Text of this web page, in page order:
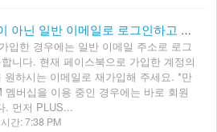
페이스북 로그인이 아닌 일반 이메일로 로그인하고 싶습니다.
입한 경우에는 일반 이메일 주소로 로그
니다. 현재 페이스북으로 가입한 계정의
원하시는 이메일로 재가입해 주세요. *만
멤버십을 이용 중인 경우에는 바로 회원
. 먼저 PLUS...
간: 7:38 PM